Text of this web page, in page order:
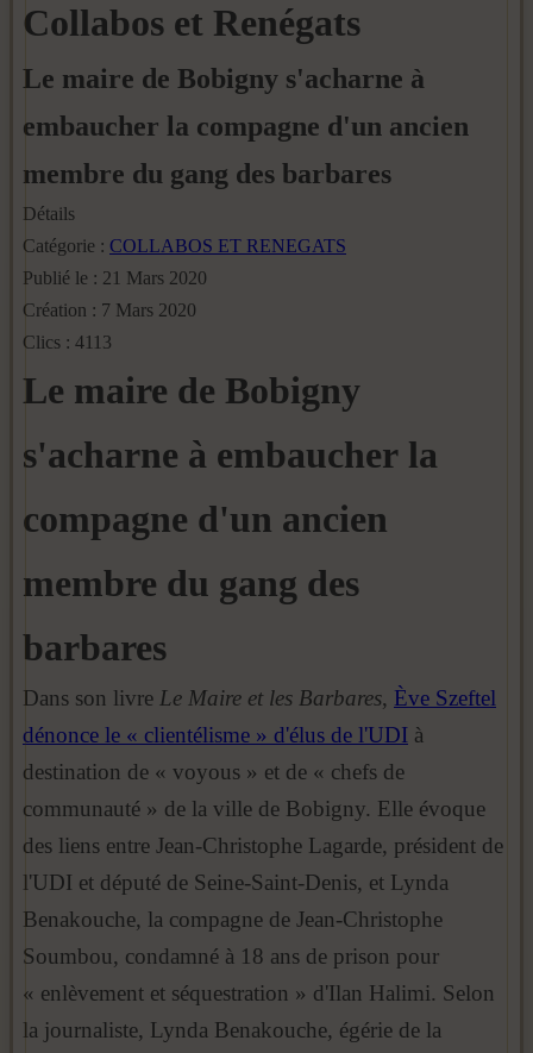
Collabos et Renégats
Le maire de Bobigny s'acharne à
embaucher la compagne d'un ancien
membre du gang des barbares
Détails
Catégorie : COLLABOS ET RENEGATS
Publié le : 21 Mars 2020
Création : 7 Mars 2020
Clics : 4113
Le maire de Bobigny
s'acharne à embaucher la
compagne d'un ancien
membre du gang des
barbares
Dans son livre Le Maire et les Barbares, Ève Szeftel
dénonce le « clientélisme » d'élus de l'UDI à
destination de « voyous » et de « chefs de
communauté » de la ville de Bobigny. Elle évoque
des liens entre Jean-Christophe Lagarde, président de
l'UDI et député de Seine-Saint-Denis, et Lynda
Benakouche, la compagne de Jean-Christophe
Soumbou, condamné à 18 ans de prison pour
« enlèvement et séquestration » d'Ilan Halimi. Selon
la journaliste, Lynda Benakouche, égérie de la